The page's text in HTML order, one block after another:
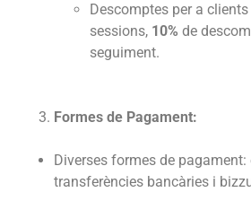
Descomptes per a
sessions, 10% de
seguiment.
Formes de Pagament:
Diverses formes de pagament:
transferències bancàries i